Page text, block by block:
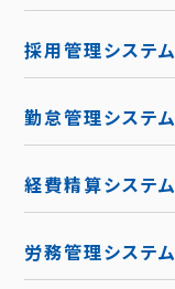
採用管理システム
料金
キャリア採用
勤怠管理システム
経費精算システム
労務管理システム